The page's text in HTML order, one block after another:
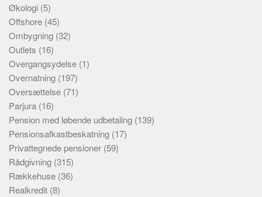
Økologi (5)
Offshore (45)
Ombygning (32)
Outlets (16)
Overgangsydelse (1)
Overnatning (197)
Oversættelse (71)
Parjura (16)
Pension med løbende udbetaling (139)
Pensionsafkastbeskatning (17)
Privattegnede pensioner (59)
Rådgivning (315)
Rækkehuse (36)
Realkredit (8)